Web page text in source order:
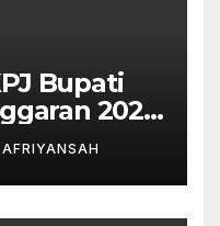
Bupati
2025